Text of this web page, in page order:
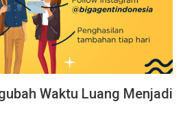
Waktu Luang Menjadi